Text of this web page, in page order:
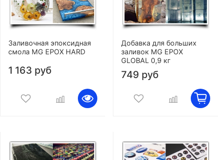
Заливочная эпоксидная
смола MG EPOX HARD
1 163 руб
Добавка для больших
заливок MG EPOX
GLOBAL 0,9 кг
749 руб